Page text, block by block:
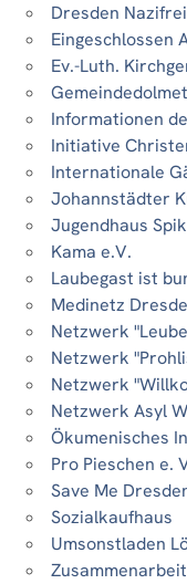
Dresden Nazifrei
Eingeschlossen
Ev.-Luth.
Informationen
Initiative
Internationale
Johannstädter
Jugendhaus
Kama e.V.
Laubegast ist
Medinetz
Netzwerk
Netzwerk
Netzwerk
Netzwerk Asyl
Ökumenisches
Pro Pieschen e.
Save Me
Sozialkaufhaus
Umsonstladen